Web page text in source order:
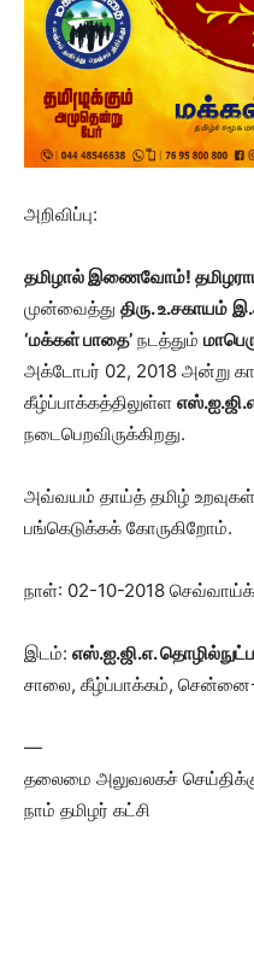
அறிவிப்பு:
தமிழால் இணைவோம்!
முன்வைத்து திரு. உ.சகாயம்
‘மக்கள் பாதை’ நடத்தும்
அக்டோபர் 02, 2018 அன்று
கீழ்ப்பாக்கத்திலுள்ள
நடைபெறவிருக்கிறது.
அவ்வயம் தாய்த் தமிழ்
பங்கெடுக்கக் கோருகிறோம்.
நாள்: 02-10-2018
இடம்: எஸ்.ஐ.ஜி.எ.
சாலை, கீழ்ப்பாக்கம்,
—
தலைமை அலுவலகச்
நாம் தமிழர் கட்சி